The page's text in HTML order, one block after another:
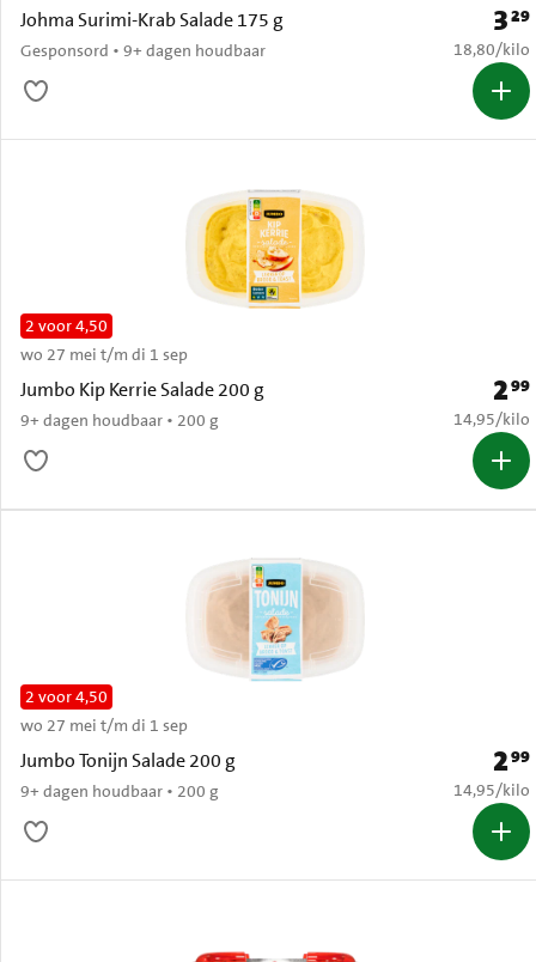
Johma Surimi-Krab Salade 175 g
Gesponsord • 9+ dagen houdbaar
329
€ 18,80
18,80/kilo
Jumbo Kip Kerrie Salade 200 g
9+ dagen houdbaar • 200 g
2 voor 4,50
wo 27 mei t/m di 1 sep
299
€ 14,95
14,95/kilo
Jumbo Tonijn Salade 200 g
9+ dagen houdbaar • 200 g
2 voor 4,50
wo 27 mei t/m di 1 sep
299
€ 14,95
14,95/kilo